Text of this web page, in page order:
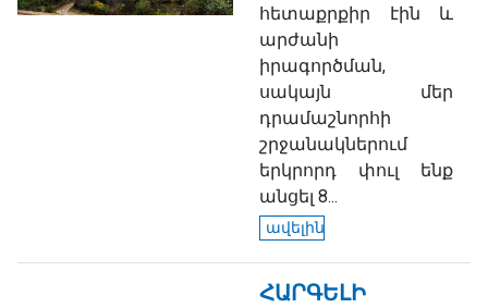
հետաքրքիր էին և
արժանի
իրագործման,
սակայն մեր
դրամաշնորհի
շրջանակներում
երկրորդ փուլ ենք
անցել 8...
ավելին
ՀԱՐԳԵԼԻ